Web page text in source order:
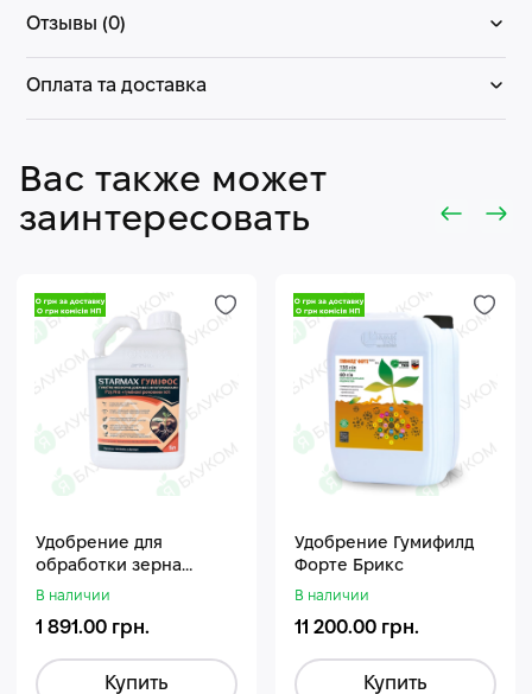
Отзывы (0)
Оплата та доставка
Вас также может
заинтересовать
Удобрение для
обработки зерна
Стармакс Гумифос
В наличии
1 891.00 грн.
Купить
Удобрение Гумифилд
Форте Брикс
В наличии
11 200.00 грн.
Купить